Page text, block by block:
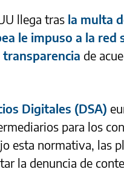
llega tras la multa
le impuso a la red
de
Digitales (DSA)
para los
esta normativa, las
la denuncia de